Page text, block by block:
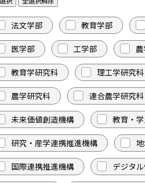
法文学部 教育学部
医学部
工学部
教育学研究科
理工学研究科
農学研究科
連合農学研究科
未来価値創造機構
教育・
研究・産学連携推進機構
国際連携推進機構
デジタ